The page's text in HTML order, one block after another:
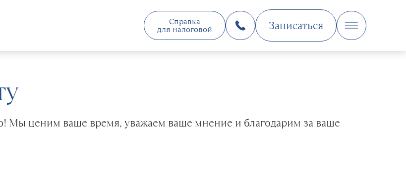
Справка
для налоговой Записаться
Мы ценим ваше время, уважаем ваше мнение и благодарим за ваше